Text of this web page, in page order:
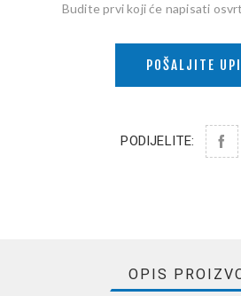
Budite prvi koji će napisati
POŠALJITE
PODIJELITE:
OPIS